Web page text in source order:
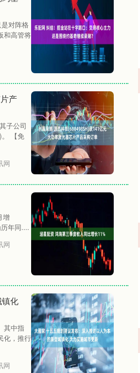
对阵格
和高管将
产
子公司
【免
网
增
年同....
网
化
其中指
化，推行
网
14311.01 200.89 1.42%